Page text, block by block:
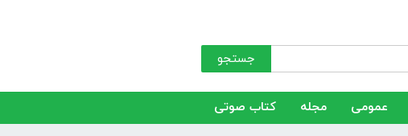
جستجو
عمومی مجله کتاب صوتی